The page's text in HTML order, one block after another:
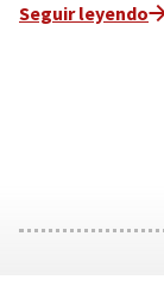
Seguir leyendo